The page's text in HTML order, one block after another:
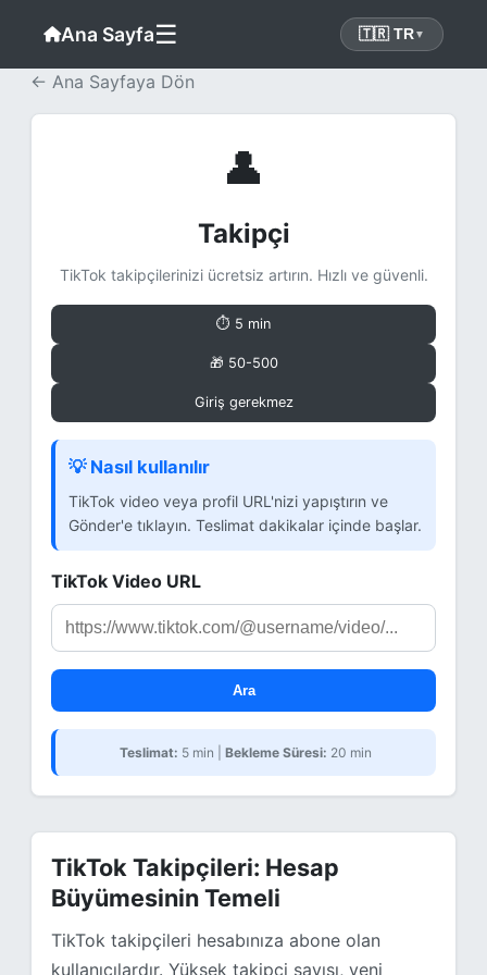
Ana Sayfa☰ 🇹🇷 TR▼
← Ana Sayfaya Dön
👤
Takipçi
TikTok takipçilerinizi ücretsiz artırın. Hızlı ve güvenli.
⏱ 5 min
🎁 50-500
Giriş gerekmez
💡 Nasıl kullanılır
TikTok video veya profil URL'nizi yapıştırın ve
Gönder'e tıklayın. Teslimat dakikalar içinde başlar.
TikTok Video URL
Ara
Teslimat: 5 min | Bekleme Süresi: 20 min
TikTok Takipçileri: Hesap
Büyümesinin Temeli
TikTok takipçileri hesabınıza abone olan
kullanıcılardır. Yüksek takipçi sayısı, yeni